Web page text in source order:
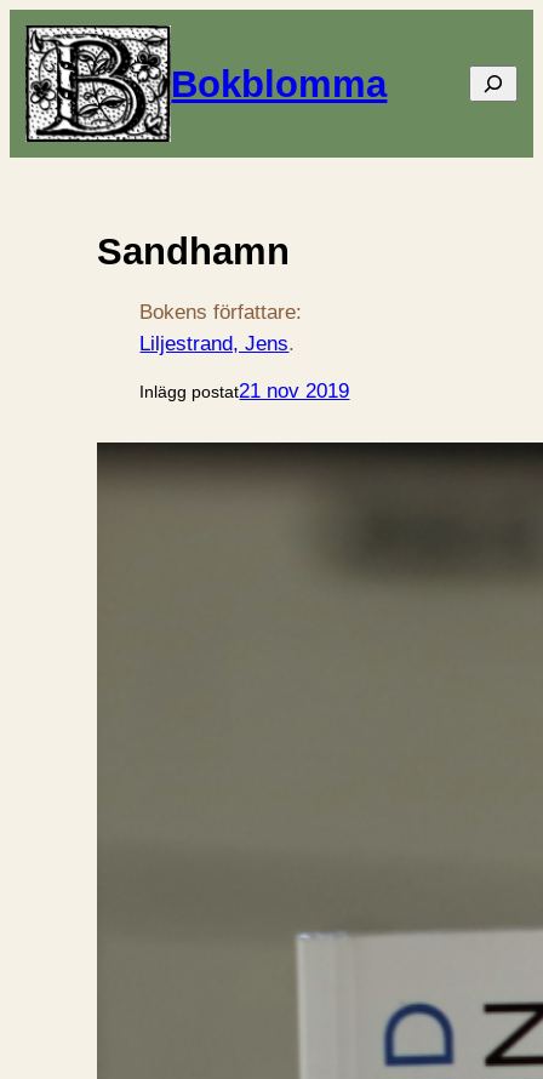
Bokblomma Sök
Sandhamn
Bokens författare:
Liljestrand, Jens.
Inlägg postat21 nov 2019